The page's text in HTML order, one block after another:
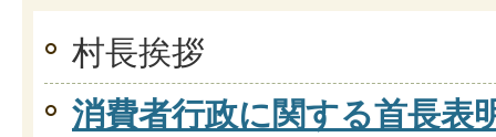
村長挨拶
消費者行政に関する首長表